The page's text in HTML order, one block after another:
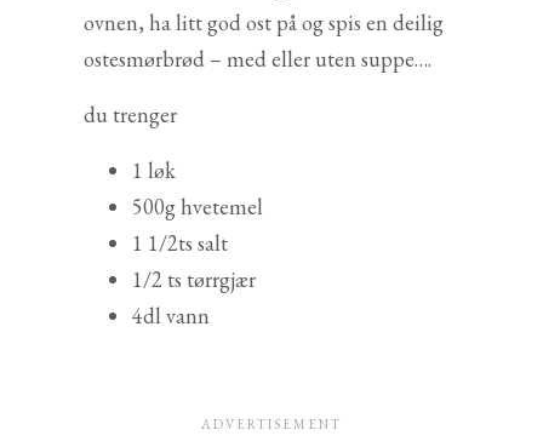
ovnen, ha litt god ost på og spis en deilig
ostesmørbrød – med eller uten suppe….
du trenger
1 løk
500g hvetemel
1 1/2ts salt
1/2 ts tørrgjær
4dl vann